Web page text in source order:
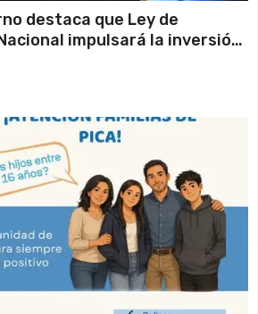
destaca que Ley de
impulsará la inversión